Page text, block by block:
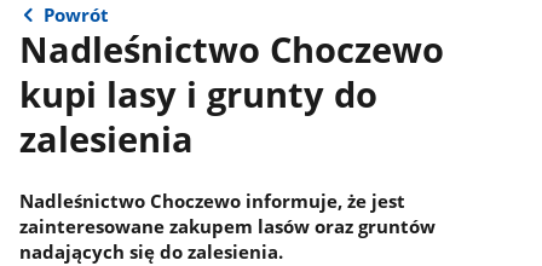
Powrót
Nadleśnictwo Choczewo
kupi lasy i grunty do
zalesienia
Nadleśnictwo Choczewo informuje, że jest
zainteresowane zakupem lasów oraz gruntów
nadających się do zalesienia.